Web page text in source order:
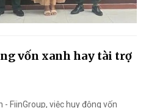
vốn xanh hay tài trợ
FiinGroup, việc huy động vốn